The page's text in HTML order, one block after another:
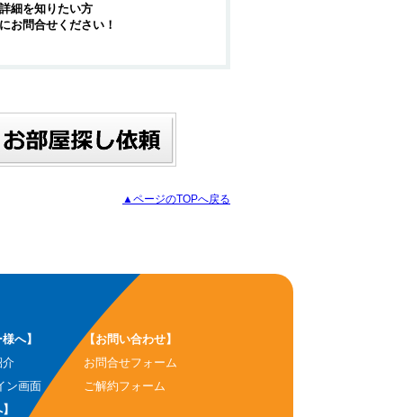
細を知りたい方
お問合せください！
▲ページのTOPへ戻る
へ】
介
ン画面
【お問い合わせ】
お問合せフォーム
ご解約フォーム